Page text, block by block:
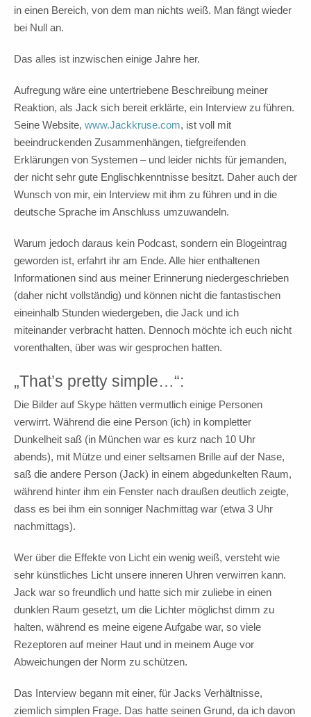
in einen Bereich, von dem man nichts weiß. Man fängt wieder
bei Null an.
Das alles ist inzwischen einige Jahre her.
Aufregung wäre eine untertriebene Beschreibung meiner
Reaktion, als Jack sich bereit erklärte, ein Interview zu führen.
Seine Website, www.Jackkruse.com, ist voll mit
beeindruckenden Zusammenhängen, tiefgreifenden
Erklärungen von Systemen – und leider nichts für jemanden,
der nicht sehr gute Englischkenntnisse besitzt. Daher auch der
Wunsch von mir, ein Interview mit ihm zu führen und in die
deutsche Sprache im Anschluss umzuwandeln.
Warum jedoch daraus kein Podcast, sondern ein Blogeintrag
geworden ist, erfahrt ihr am Ende. Alle hier enthaltenen
Informationen sind aus meiner Erinnerung niedergeschrieben
(daher nicht vollständig) und können nicht die fantastischen
eineinhalb Stunden wiedergeben, die Jack und ich
miteinander verbracht hatten. Dennoch möchte ich euch nicht
vorenthalten, über was wir gesprochen hatten.
„That’s pretty simple…“:
Die Bilder auf Skype hätten vermutlich einige Personen
verwirrt. Während die eine Person (ich) in kompletter
Dunkelheit saß (in München war es kurz nach 10 Uhr
abends), mit Mütze und einer seltsamen Brille auf der Nase,
saß die andere Person (Jack) in einem abgedunkelten Raum,
während hinter ihm ein Fenster nach draußen deutlich zeigte,
dass es bei ihm ein sonniger Nachmittag war (etwa 3 Uhr
nachmittags).
Wer über die Effekte von Licht ein wenig weiß, versteht wie
sehr künstliches Licht unsere inneren Uhren verwirren kann.
Jack war so freundlich und hatte sich mir zuliebe in einen
dunklen Raum gesetzt, um die Lichter möglichst dimm zu
halten, während es meine eigene Aufgabe war, so viele
Rezeptoren auf meiner Haut und in meinem Auge vor
Abweichungen der Norm zu schützen.
Das Interview begann mit einer, für Jacks Verhältnisse,
ziemlich simplen Frage. Das hatte seinen Grund, da ich davon